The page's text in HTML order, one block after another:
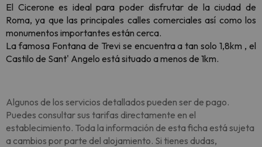
El Cicerone es ideal para poder disfrutar de la ciudad de
Roma, ya que las principales calles comerciales así como los
monumentos importantes están cerca.
La famosa Fontana de Trevi se encuentra a tan solo 1,8km , el
Castilo de Sant' Angelo está situado a menos de 1km.
Algunos de los servicios detallados pueden ser de pago.
Puedes consultar sus tarifas directamente en el
establecimiento. Toda la información de esta ficha está sujeta
a cambios por parte del alojamiento. Si tienes dudas,